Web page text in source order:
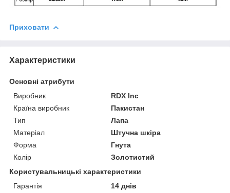
Приховати
Характеристики
Основні атрибути
Виробник
RDX Inc
Країна виробник
Пакистан
Тип
Лапа
Матеріал
Штучна шкіра
Форма
Гнута
Колір
Золотистий
Користувальницькі характеристики
Гарантія
14 днів